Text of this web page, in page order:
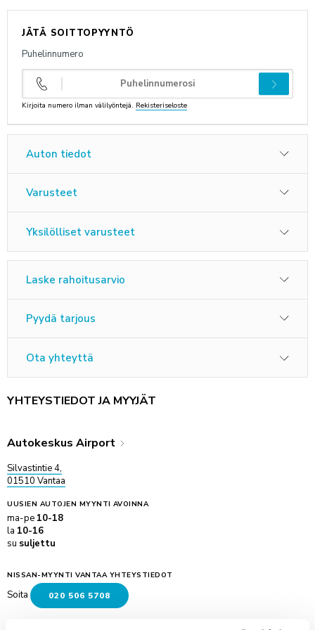
ANNA PALAUTETTA
JÄTÄ SOITTOPYYNTÖ
Puhelinnumero
Kirjoita numero ilman välilyöntejä. Rekisteriseloste
Auton tiedot
Varusteet
Yksilölliset varusteet
Laske rahoitusarvio
Pyydä tarjous
Ota yhteyttä
YHTEYSTIEDOT JA MYYJÄT
Autokeskus Airport
Silvastintie 4,
01510 Vantaa
UUSIEN AUTOJEN MYYNTI AVOINNA
ma-pe 10-18
la 10-16
su suljettu
NISSAN-MYYNTI VANTAA YHTEYSTIEDOT
Soita 020 506 5708